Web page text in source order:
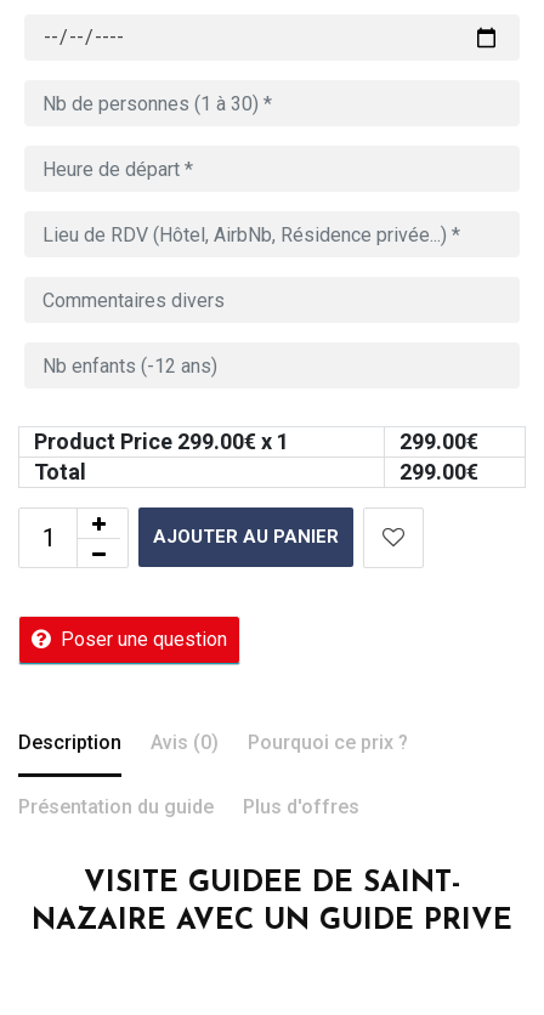
Product Price 299.00€ x 1 299.00€
Total
299.00€
AJOUTER AU PANIER
Poser une question
Description Avis (0) Pourquoi ce prix ?
Présentation du guide Plus d'offres
VISITE GUIDEE DE SAINT-
NAZAIRE AVEC UN GUIDE PRIVE